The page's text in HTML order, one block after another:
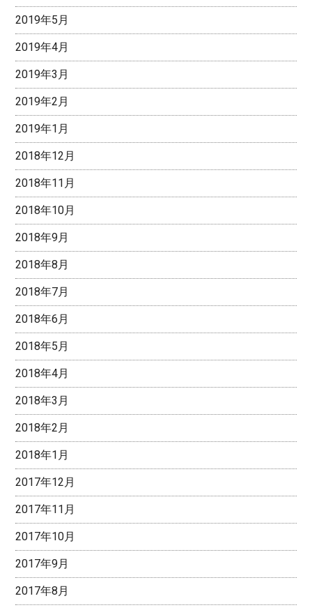
2019年5月
2019年4月
2019年3月
2019年2月
2019年1月
2018年12月
2018年11月
2018年10月
2018年9月
2018年8月
2018年7月
2018年6月
2018年5月
2018年4月
2018年3月
2018年2月
2018年1月
2017年12月
2017年11月
2017年10月
2017年9月
2017年8月